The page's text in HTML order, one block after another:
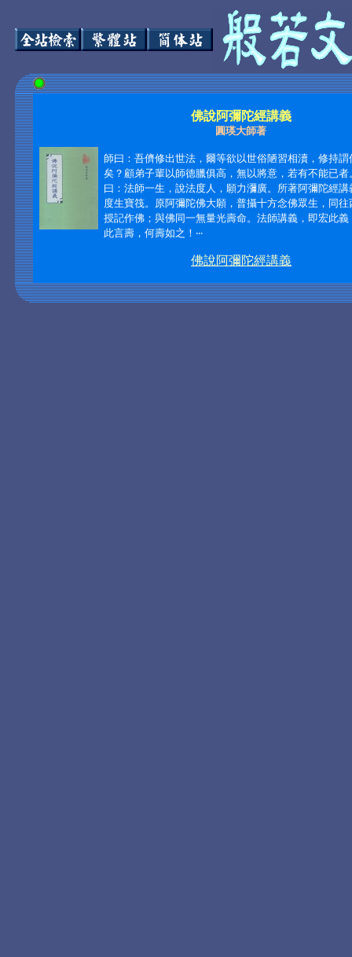
佛說阿彌陀經講義
圓瑛大師著
師曰：吾儕修出世法，爾等欲以世俗陋習相瀆，修持謂
矣？顧弟子輩以師德臘俱高，無以將意，若有不能已者
曰：法師一生，說法度人，願力瀰廣。所著阿彌陀經講
度生寶筏。原阿彌陀佛大願，普攝十方念佛眾生，同往
授記作佛；與佛同一無量光壽命。法師講義，即宏此義
此言壽，何壽如之！ ‧‧‧
佛說阿彌陀經講義